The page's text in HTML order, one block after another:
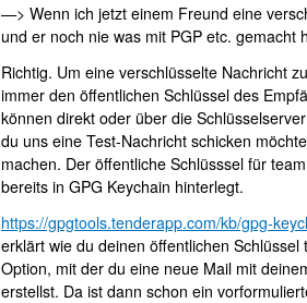
—> Wenn ich jetzt einem Freund eine
und er noch nie was mit PGP etc. gemacht
Richtig. Um eine verschlüsselte Nachricht
immer den öffentlichen Schlüssel des
können direkt oder über die
du uns eine Test-Nachricht schicken
machen. Der öffentliche Schlüsssel für
bereits in GPG Keychain hinterlegt.
https://gpgtools.tenderapp.com/kb/gpg-
erklärt wie du deinen öffentlichen
Option, mit der du eine neue Mail mit
erstellst. Da ist dann schon ein